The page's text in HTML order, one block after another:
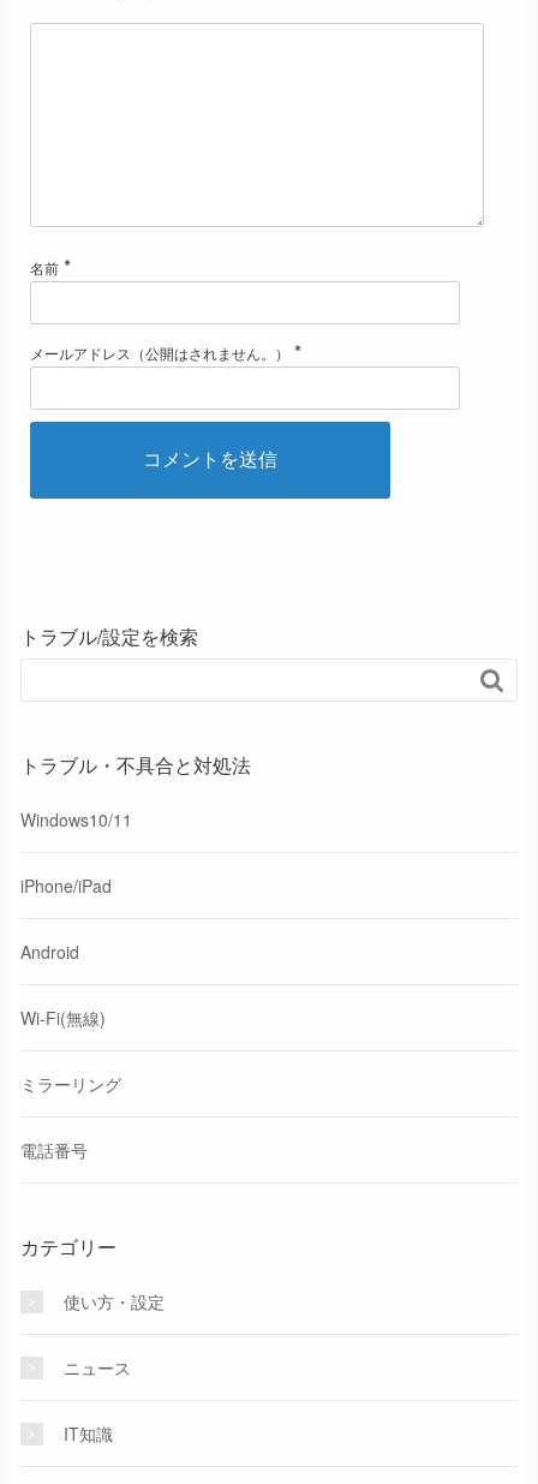
名前 *
メールアドレス（公開はされません。） *
トラブル/設定を検索

トラブル・不具合と対処法
Windows10/11
iPhone/iPad
Android
Wi-Fi(無線)
ミラーリング
電話番号
カテゴリー
使い方・設定
ニュース
IT知識